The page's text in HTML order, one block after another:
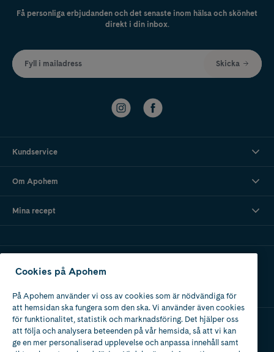
Få personliga erbjudanden och det senaste inom hälsa och skönhet
direkt i din inbox.
Fyll i mailadress Skicka
Kundservice
Om Apohem
Mina recept
Apotek med tillstånd
av Läkemedelsverket
Cookies på Apohem
På Apohem använder vi oss av cookies som är nödvändiga för
att hemsidan ska fungera som den ska. Vi använder även cookies
för funktionalitet, statistik och marknadsföring. Det hjälper oss
att följa och analysera beteenden på vår hemsida, så att vi kan
ge en mer personaliserad upplevelse och anpassa innehåll samt